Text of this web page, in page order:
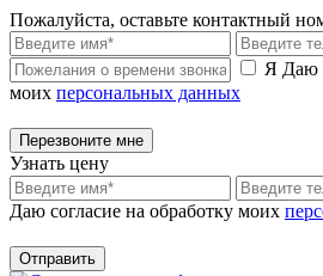
Пожалуйста, оставьте контактный
Я Даю
моих персональных данных
Перезвоните мне
Узнать цену
Даю согласие на обработку моих
Отправить